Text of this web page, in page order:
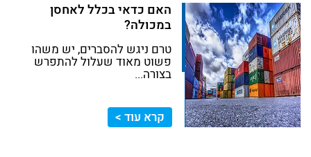
האם כדאי בכלל לאחסן
במכולה?
טרם ניגש להסברים, יש משהו
פשוט מאוד שעלול להתפרש
בצורה...
קרא עוד >